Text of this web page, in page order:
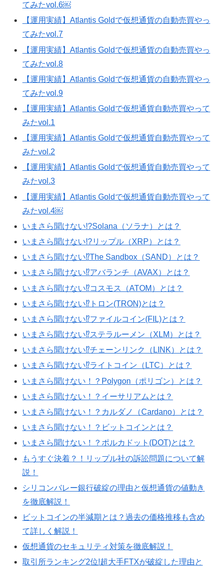
てみたvol.6￼
【運用実績】Atlantis Goldで仮想通貨の自動売買やっ
てみたvol.7
【運用実績】Atlantis Goldで仮想通貨の自動売買やっ
てみたvol.8
【運用実績】Atlantis Goldで仮想通貨の自動売買やっ
てみたvol.9
【運用実績】Atlantis Goldで仮想通貨自動売買やって
みたvol.1
【運用実績】Atlantis Goldで仮想通貨自動売買やって
みたvol.2
【運用実績】Atlantis Goldで仮想通貨自動売買やって
みたvol.3
【運用実績】Atlantis Goldで仮想通貨自動売買やって
みたvol.4￼
いまさら聞けない!?Solana（ソラナ）とは？
いまさら聞けない!?リップル（XRP）とは？
いまさら聞けない⁉️The Sandbox（SAND）とは？
いまさら聞けない⁉️アバランチ（AVAX）とは？
いまさら聞けない⁉️コスモス（ATOM）とは？
いまさら聞けない⁉️トロン(TRON)とは？
いまさら聞けない⁉️ファイルコイン(FIL)とは？
いまさら聞けない⁉︎ステラルーメン（XLM）とは？
いまさら聞けない⁉︎チェーンリンク（LINK）とは？
いまさら聞けない⁉︎ライトコイン（LTC）とは？
いまさら聞けない！？Polygon（ポリゴン）とは？
いまさら聞けない！？イーサリアムとは？
いまさら聞けない！？カルダノ（Cardano）とは？
いまさら聞けない！？ビットコインとは？
いまさら聞けない！？ポルカドット(DOT)とは？
もうすぐ決着？！リップル社の訴訟問題について解
説！
シリコンバレー銀行破綻の理由と仮想通貨の値動き
を徹底解説！
ビットコインの半減期とは？過去の価格推移も含め
て詳しく解説！
仮想通貨のセキュリティ対策を徹底解説！
取引所ランキング2位!超大手FTXが破綻した理由と